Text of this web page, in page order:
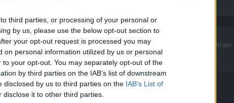
third parties, or processing of your personal or
by us, please use the below opt-out section to
your opt-out request is processed you may
on personal information utilized by us or personal
your opt-out. You may separately opt-out of the
by third parties on the IAB’s list of downstream
disclosed by us to third parties on the IAB’s List of
disclose it to other third parties.
xD
Rückruf mit einem Hotkey verwenden kann und dass der Gegenstand "Foliant der
schlecht das Release auch mit dem Reittier war überflällig.